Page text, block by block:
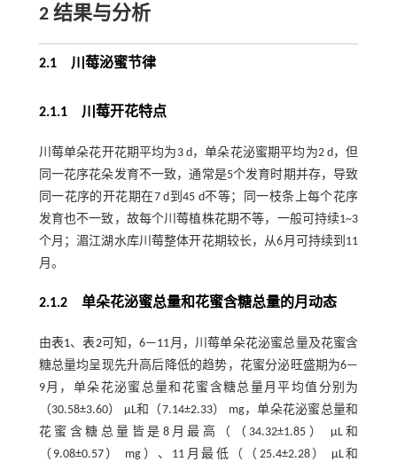
2结果与分析
2.1川莓泌蜜节律
2.1.1 川莓开花特点
川莓单朵花开花期平均为3 d，单朵花泌蜜期平均为2 d，但
同一花序花朵发育不一致，通常是5个发育时期并存，导致
同一花序的开花期在7 d到45 d不等；同一枝条上每个花序
发育也不一致，故每个川莓植株花期不等，一般可持续1~3
个月；湄江湖水库川莓整体开花期较长，从6月可持续到11
月。
2.1.2 单朵花泌蜜总量和花蜜含糖总量的月动态
由表1、表2可知，6—11月，川莓单朵花泌蜜总量及花蜜含
糖总量均呈现先升高后降低的趋势，花蜜分泌旺盛期为6—
9月，单朵花泌蜜总量和花蜜含糖总量月平均值分别为
（30.58±3.60） μL和（7.14±2.33） mg，单朵花泌蜜总量和
花蜜含糖总量皆是8月最高（（34.32±1.85） μL和
（9.08±0.57） mg）、11月最低（（25.4±2.28） μL和